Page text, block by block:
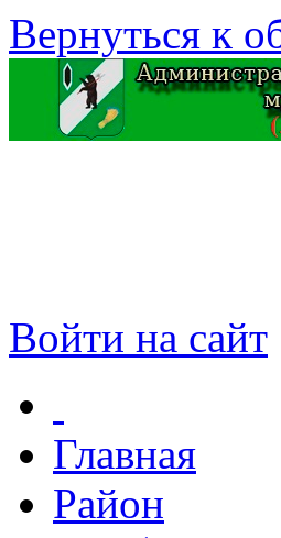
Вернуться к
Войти на сайт
Главная
Район